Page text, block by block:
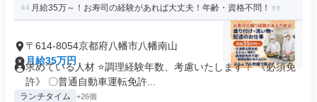
月給35万～！お寿司の経験があれば大丈夫！年齢・資格不問！
〒614-8054京都府八幡市八幡南山
月給35万円
求めている人材 ⭐調理経験年数、考慮いたします！ 《必須免
許》 〇普通自動車運転免許...
ランチタイム +26個